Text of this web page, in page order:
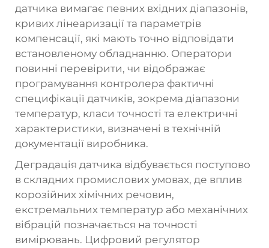
датчика вимагає певних вхідних діапазонів,
кривих лінеаризації та параметрів
компенсації, які мають точно відповідати
встановленому обладнанню. Оператори
повинні перевірити, чи відображає
програмування контролера фактичні
специфікації датчиків, зокрема діапазони
температур, класи точності та електричні
характеристики, визначені в технічній
документації виробника.
Деградація датчика відбувається поступово
в складних промислових умовах, де вплив
корозійних хімічних речовин,
екстремальних температур або механічних
вібрацій позначається на точності
вимірювань. Цифровий регулятор